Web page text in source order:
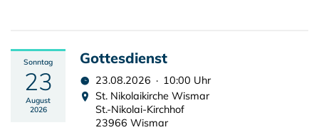
Sonntag
23
August
2026
Gottesdienst
23.08.2026 · 10:00 Uhr
St. Nikolaikirche Wismar
St.-Nikolai-Kirchhof
23966 Wismar